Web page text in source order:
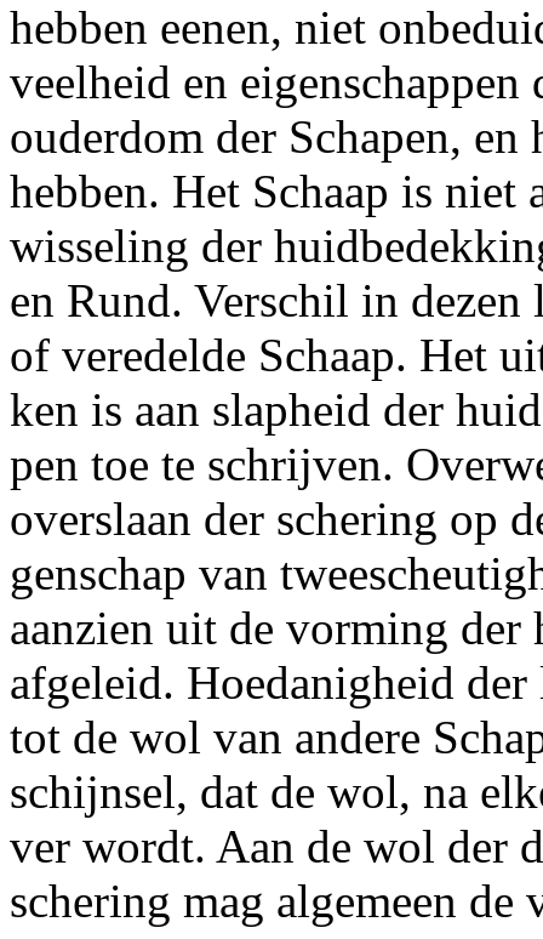
hebben eenen, niet
veelheid en
ouderdom der Schapen,
hebben. Het Schaap is niet
wisseling der
en Rund. Verschil in dezen
of veredelde Schaap. Het
ken is aan slapheid der
pen toe te schrijven.
overslaan der schering op
genschap van
aanzien uit de vorming
afgeleid. Hoedanigheid
tot de wol van andere
schijnsel, dat de wol, na
ver wordt. Aan de wol der
schering mag algemeen